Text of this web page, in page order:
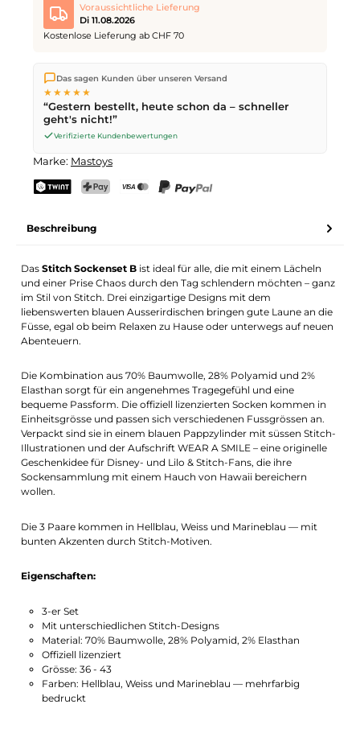
Voraussichtliche Lieferung
Di 11.08.2026
Kostenlose Lieferung ab CHF 70
Wir versenden direkt aus unserem Lager in Kriens. Ab
ist die Lieferung kostenlos. Bestellungen bis
werden noch am selben Tag versendet – Zustellung am
nächsten Werktagmit der Schweizerischen Post.
Das sagen Kunden über unseren Versand
★★★★★
“Gestern bestellt, heute schon da – schneller
geht's nicht!”
Verifizierte Kundenbewertungen
Marke: Mastoys
Beschreibung
DasStitch Sockenset B ist ideal für alle, die mit einem Lächeln
und einer Prise Chaos durch den Tag schlendern möchten – ganz
im Stil von Stitch. Drei einzigartige Designs mit dem
liebenswerten blauen Ausserirdischen bringen gute Laune an die
Füsse, egal ob beim Relaxen zu Hause oder unterwegs auf neuen
Abenteuern.
Die Kombination aus 70% Baumwolle, 28% Polyamid und 2%
Elasthan sorgt für ein angenehmes Tragegefühl und eine
bequeme Passform. Die offiziell lizenzierten Socken kommen in
Einheitsgrösse und passen sich verschiedenen Fussgrössen an.
Verpackt sind sie in einem blauen Pappzylinder mit süssen Stitch-
Illustrationen und der Aufschrift WEAR A SMILE – eine originelle
Geschenkidee für Disney- und Lilo & Stitch-Fans, die ihre
Sockensammlung mit einem Hauch von Hawaii bereichern
wollen.
Die 3 Paare kommen in Hellblau, Weiss und Marineblau — mit
bunten Akzenten durch Stitch-Motiven.
Eigenschaften:
3-er Set
Mit unterschiedlichen Stitch-Designs
Material: 70% Baumwolle, 28% Polyamid, 2% Elasthan
Offiziell lizenziert
Grösse: 36 - 43
Farben: Hellblau, Weiss und Marineblau — mehrfarbig
bedruckt